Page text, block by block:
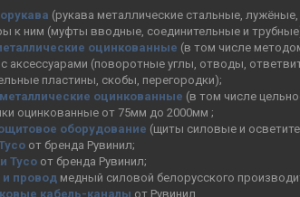
(рукава металлические стальные,
к ним (муфты вводные, соединительные и
оцинкованные (в том числе
аксессуарами (поворотные углы, отводы,
пластины, скобы, перегородки);
оцинкованные (в том числе
оцинкованные от 75мм до 2000мм ;
оборудование (щиты силовые и
от бренда Рувинил;
Тусо от бренда Рувинил;
и провод медный силовой белорусского
кабель-каналы от Рувинил.